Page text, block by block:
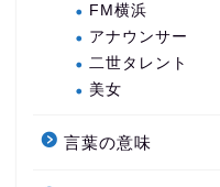
FM横浜
アナウンサー
二世タレント
美女
言葉の意味